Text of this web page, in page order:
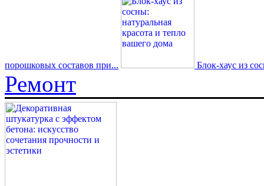
порошковых составов при... Блок-хаус из
Ремонт